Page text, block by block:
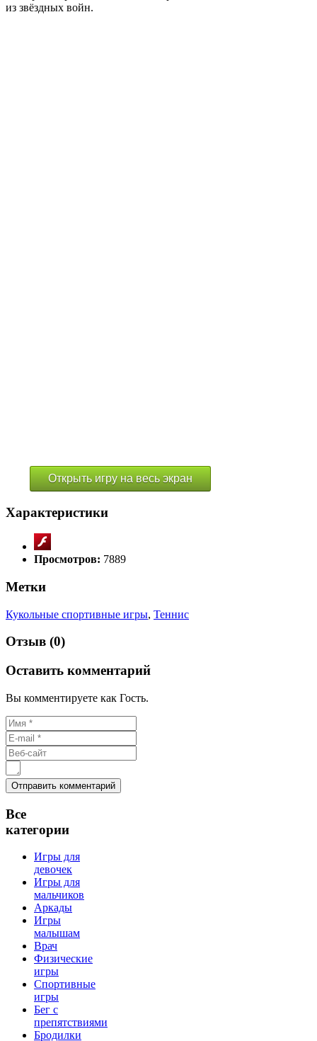
из звёздных войн.
Открыть игру на весь экран
Характеристики
Просмотров: 7889
Метки
Кукольные спортивные игры, Теннис
Отзыв (0)
Оставить комментарий
Вы комментируете как Гость.
Все
категории
Игры для
девочек
Игры для
мальчиков
Аркады
Игры
малышам
Врач
Физические
игры
Спортивные
игры
Бег с
препятствиями
Бродилки